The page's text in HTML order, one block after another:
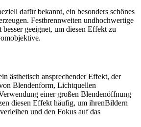
dafür bekannt, ein besonders schönes
Festbrennweiten undhochwertige
geeignet, um diesen Effekt zu
ästhetisch ansprechender Effekt, der
Blendenform, Lichtquellen
einer großen Blendenöffnung
diesen Effekt häufig, um ihrenBildern
und den Fokus auf das